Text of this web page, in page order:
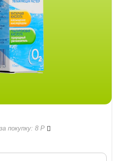
покупку: 8 Р Правила бонусной